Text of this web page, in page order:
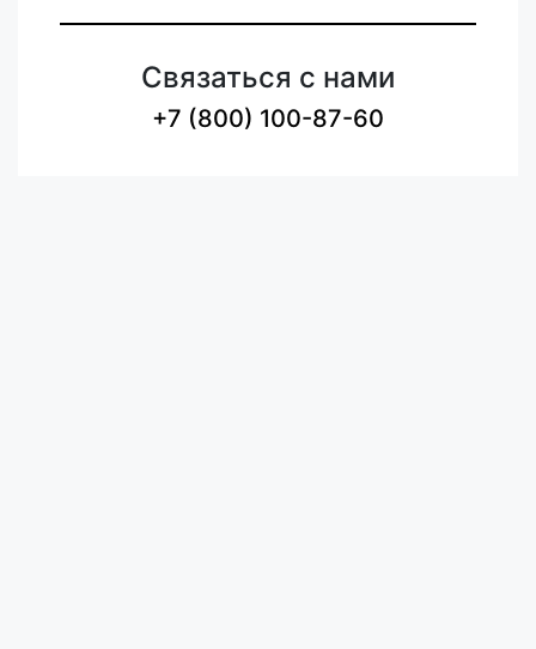
Связаться с нами
+7 (800) 100-87-60